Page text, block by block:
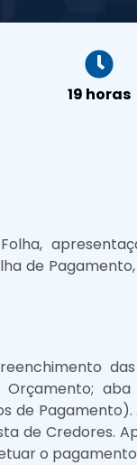
19 horas
de
de
de Credores.
o